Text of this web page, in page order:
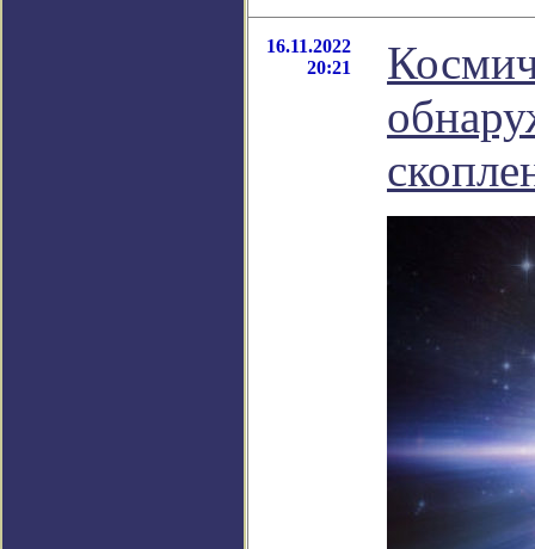
16.11.2022
20:21